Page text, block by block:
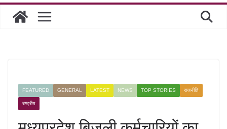
FEATURED GENERAL LATEST NEWS TOP STORIES राजनीति
राष्ट्रीय